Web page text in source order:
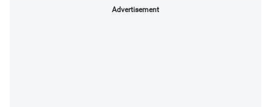
Advertisement